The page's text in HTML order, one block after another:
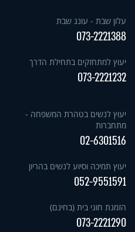
עלון שבת - עונג שבת
073-2221388
יעוץ למתחזקים בתחילת הדרך
073-2221232
יעוץ לנשים בטהרת המשפחה -
מתחברות
02-6301516
יעוץ תמיכה וסיוע לנשים בהריון
052-9551591
הזמנת חוגי בית (בחינם)
073-2221290